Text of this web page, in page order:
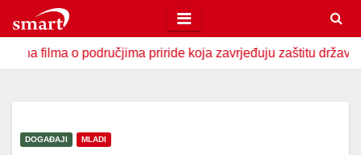
to
contento područjima priride koja zavrjeđuju zaštitu države U
DOGAĐAJI MLADI